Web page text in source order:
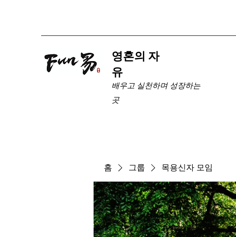
​영혼의 자
유
배우고 실천하며 성장하는
곳
홈 그룹 목용신자 모임